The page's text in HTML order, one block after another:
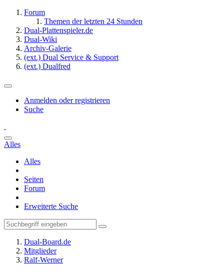
Forum
Themen der letzten 24 Stunden
Dual-Plattenspieler.de
Dual-Wiki
Archiv-Galerie
(ext.) Dual Service & Support
(ext.) Dualfred
Anmelden oder registrieren
Suche
Alles
Alles
Seiten
Forum
Erweiterte Suche
Dual-Board.de
Mitglieder
Ralf-Werner